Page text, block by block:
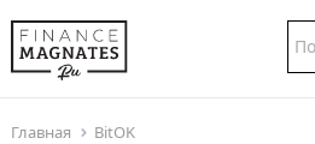
Главная BitOK